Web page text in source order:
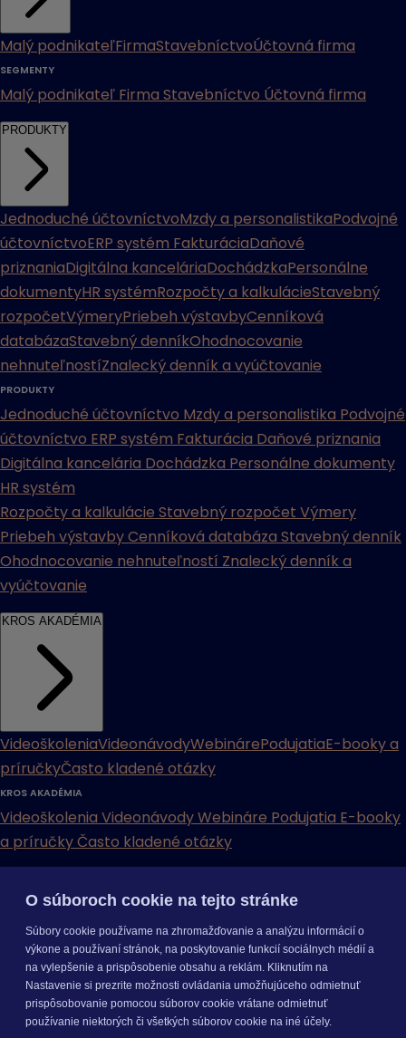
Malý podnikateľFirmaStavebníctvoÚčtovná firma
SEGMENTY
Malý podnikateľ Firma Stavebníctvo Účtovná firma
PRODUKTY
Jednoduché účtovníctvoMzdy a personalistikaPodvojné
účtovníctvoERP systém FakturáciaDaňové
priznaniaDigitálna kanceláriaDochádzkaPersonálne
dokumentyHR systémRozpočty a kalkulácieStavebný
rozpočetVýmeryPriebeh výstavbyCenníková
databázaStavebný denníkOhodnocovanie
nehnuteľnostíZnalecký denník a vyúčtovanie
PRODUKTY
Jednoduché účtovníctvo Mzdy a personalistika Podvojné
účtovníctvo ERP systém Fakturácia Daňové priznania
Digitálna kancelária Dochádzka Personálne dokumenty
HR systém
Rozpočty a kalkulácie Stavebný rozpočet Výmery
Priebeh výstavbyCenníková databáza Stavebný denník
Ohodnocovanie nehnuteľností Znalecký denník a
vyúčtovanie
KROS AKADÉMIA
VideoškoleniaVideonávodyWebinárePodujatiaE-booky a
príručkyČasto kladené otázky
KROS AKADÉMIA
Videoškolenia VideonávodyWebináre Podujatia E-booky
a príručkyČasto kladené otázky
konfiguráciaAktualizácia verziíMobilné aplikácie
CenníkyOdporučte násPrávne dokumentyOdporúčaná
konfiguráciaAktualizácia verziíMobilné aplikácie
O súboroch cookie na tejto stránke
Súbory cookie používame na zhromažďovanie a analýzu informácií o
výkone a používaní stránok, na poskytovanie funkcií sociálnych médií a
na vylepšenie a prispôsobenie obsahu a reklám. Kliknutím na
Nastavenie si prezrite možnosti ovládania umožňujúceho odmietnuť
prispôsobovanie pomocou súborov cookie vrátane odmietnuť
používanie niektorých či všetkých súborov cookie na iné účely.